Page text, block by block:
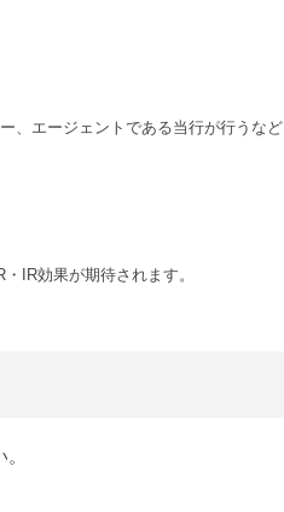
、エージェントである当行が行うなど
IR効果が期待されます。